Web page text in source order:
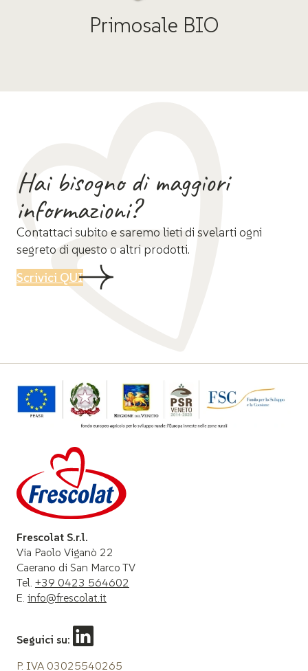
Primosale BIO
Hai bisogno di maggiori
informazioni?
Contattaci subito e saremo lieti di svelarti ogni
segreto di questo o altri prodotti.
Scrivici QUI
Frescolat S.r.l.
Via Paolo Viganò 22
Caerano di San Marco TV
Tel. +39 0423 564602
E. info@frescolat.it
Seguici su:
P. IVA 03025540265